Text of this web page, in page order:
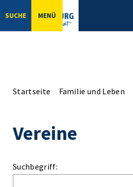
SUCHE MENÜ
Startseite Familie und Leben
Vereine
Suchbegriff: